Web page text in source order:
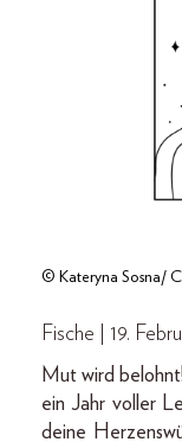
© Kateryna Sosna/
Fische | 19.
Mut wird
ein Jahr voller
deine